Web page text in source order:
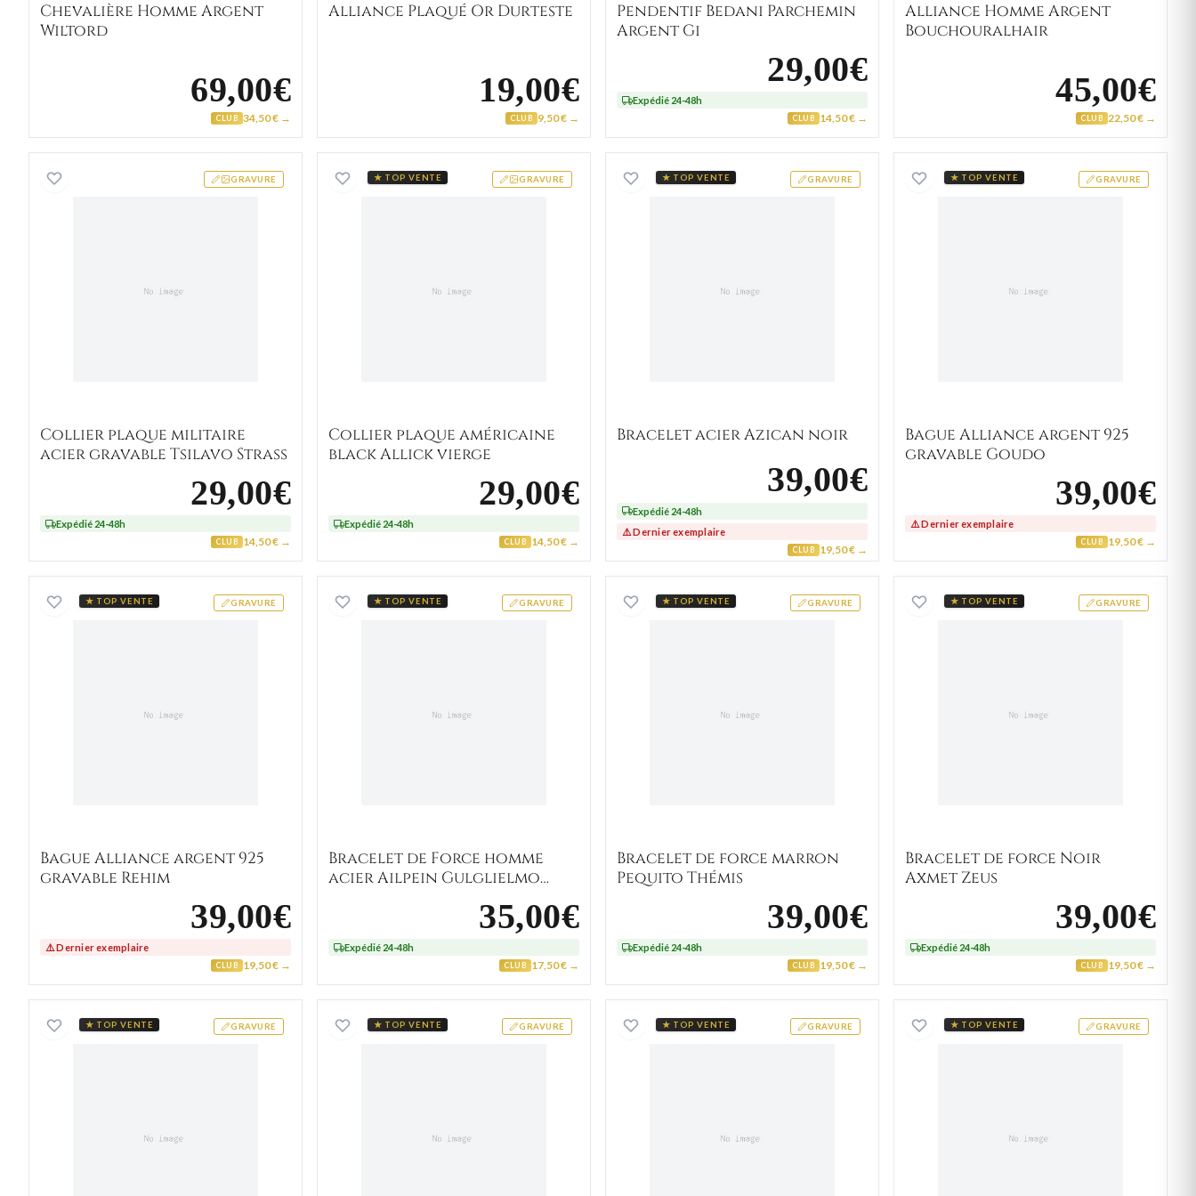
Chevalière Homme Argent
Wiltord
69,00€
CLUB 34,50 € →
Alliance Plaqué Or Durteste
19,00€
CLUB 9,50 € →
Pendentif Bedani Parchemin
Argent Gi
29,00€
Expédié 24-48h
CLUB 14,50 € →
Alliance Homme Argent
Bouchouralhair
45,00€
CLUB 22,50 € →
GRAVURE
Collier plaque militaire acier gravable Tsilavo Strass
Collier plaque militaire
acier gravable Tsilavo Strass
29,00€
Expédié 24-48h
CLUB 14,50 € →
GRAVURE
★ TOP VENTE Collier plaque américaine black Allick vierge
Collier plaque américaine
black Allick vierge
29,00€
Expédié 24-48h
CLUB 14,50 € →
GRAVURE
★ TOP VENTE Bracelet acier Azican noir
Bracelet acier Azican noir
39,00€
Expédié 24-48h
⚠️ Dernier exemplaire
CLUB 19,50 € →
GRAVURE
★ TOP VENTE Bague Alliance argent
Bague Alliance argent 925
gravable Goudo
39,00€
⚠️ Dernier exemplaire
CLUB 19,50 € →
GRAVURE
★ TOP VENTE Bague Alliance argent 925 gravable Rehim
Bague Alliance argent 925
gravable Rehim
39,00€
⚠️ Dernier exemplaire
CLUB 19,50 € →
GRAVURE
★ TOP VENTE Bracelet de Force homme acier Ailpein Gulglielmo marron
Bracelet de Force homme
acier Ailpein Gulglielmo
35,00€
Expédié 24-48h
CLUB 17,50 € →
GRAVURE
★ TOP VENTE Bracelet de force marron Pequito Thémis
Bracelet de force marron
Pequito Thémis
39,00€
Expédié 24-48h
CLUB 19,50 € →
GRAVURE
★ TOP VENTE Bracelet de force Noir
Bracelet de force Noir
Axmet Zeus
39,00€
Expédié 24-48h
CLUB 19,50 € →
GRAVURE
★ TOP VENTE Pendentif Parchemin Geralte Or GRAVURE
★ TOP VENTE Pendentif Or Parchemin Cys Achille GRAVURE
★ TOP VENTE Pendentif plaque Ludgero aequilibrium GRAVURE
★ TOP VENTE Plaque américaine à